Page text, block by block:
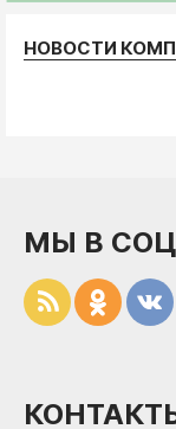
НОВОСТИ
МЫ В